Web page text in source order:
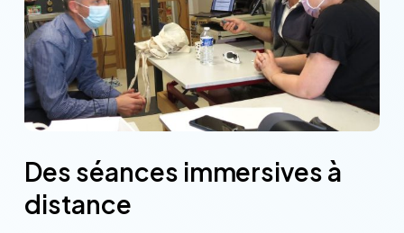
Des séances immersives à
distance